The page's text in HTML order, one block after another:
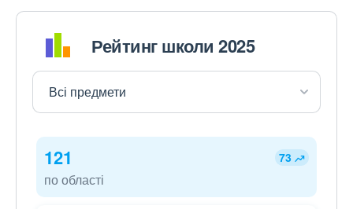
Рейтинг школи 2025
121 73
по області